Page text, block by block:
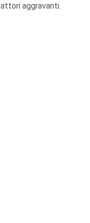
aggravanti.